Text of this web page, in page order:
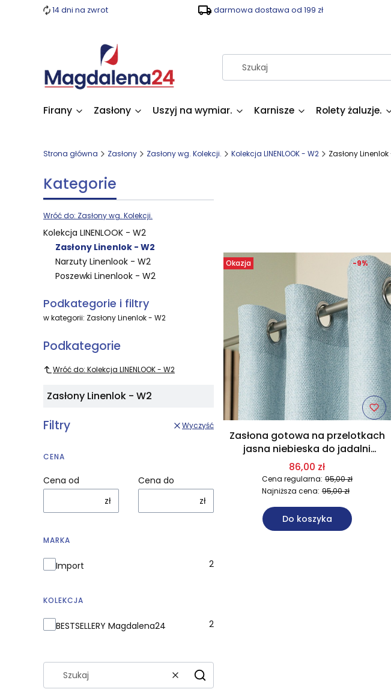
14 dni na zwrot darmowa dostawa od 199 zł
Firany Zasłony Uszyj na wymiar. Karnisze Rolety żaluzje.
Strona główna Zasłony Zasłony wg. Kolekcji. Kolekcja LINENLOOK - W2 Zasłony
Kategorie
Wróć do: Zasłony wg. Kolekcji.
Kolekcja LINENLOOK - W2
Zasłony Linenlok - W2
Narzuty Linenlook - W2
Poszewki Linenlook - W2
Podkategorie i filtry
w kategorii: Zasłony Linenlok - W2
Podkategorie
Wróć do: Kolekcja LINENLOOK - W2
Zasłony Linenlok - W2
Filtry Wyczyść
CENA
Cena od
zł
Cena do
zł
MARKA
Marka
Import 2
KOLEKCJA
Kolekcja
BESTSELLERY Magdalena24 2
WyczyśćSzukaj
Okazja
Zasłona gotowa na przelotkach
jasna niebieska do jadalni
140x250 cm 005/W2
86,00 zł
Cena regularna: 95,00 zł
-9%
Najniższa cena: 95,00 zł
Do koszyka